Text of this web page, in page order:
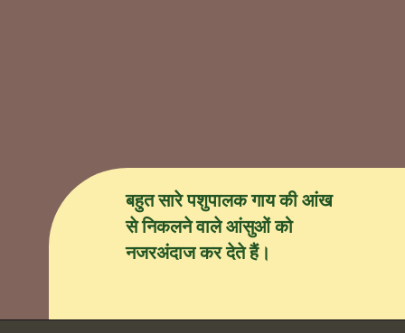
बहुत सारे पशुपालक गाय की आंख
से निकलने वाले आंसुओं को
नजरअंदाज कर देते हैं।